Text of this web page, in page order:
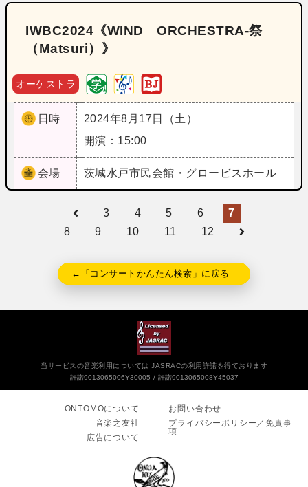
IWBC2024《WIND ORCHESTRA‐祭
（Matsuri）》
オーケストラ
日時
2024年8月17日（土）
開演：15:00
会場 茨城水戸市民会館・グロービスホール
3 4 5 6
7
8
9 10 11 12
←「コンサートかんたん検索」に戻る
当サービスの音楽利用については JASRACの利用許諾を得ております
許諾9013065006Y30005
許諾9013065008Y45037
ONTOMOについて
音楽之友社
広告について
お問い合わせ
プライバシーポリシー／免責事
項